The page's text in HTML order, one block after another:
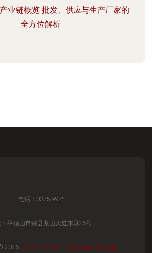
业链概览 批发、供应与生产厂家的
全方位解析
电话：0375-99**
：平顶山市郏县龙山大道东段26号
2026 WWW.CPXM.NET 选煤设备 平顶山国